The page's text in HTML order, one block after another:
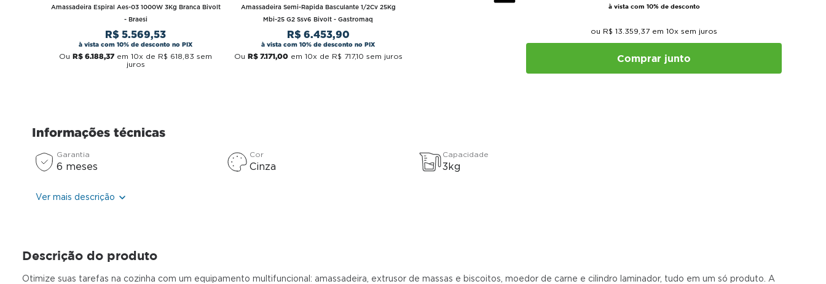
Amassadeira Espiral Aes-03 1000W 3Kg Branca Bivolt
- Braesi
R$ 5.569,53
à vista com 10% de desconto no PIX
Ou R$ 6.188,37 em 10x de R$ 618 83 sem
juros
Amassadeira Semi-Rapida Basculante 1/2Cv 25Kg
Mbi-25 G2 Ssv6 Bivolt - Gastromaq
R$ 6.453,90
à vista com 10% de desconto no PIX
Ou R$ 7.171,00em 10x de R$ 717,10 sem juros
à vista com 10% de desconto
ou R$ 13 359 37 em 10x sem juros
Comprar junto
Informações técnicas
Garantia
6 meses
Cor
Cinza
Capacidade
3kg
Ver mais descrição
Descrição do produto
Otimize suas tarefas na cozinha com um equipamento multifuncional: amassadeira, extrusor de massas e biscoitos, moedor de carne e cilindro laminador, tudo em um só produto. A